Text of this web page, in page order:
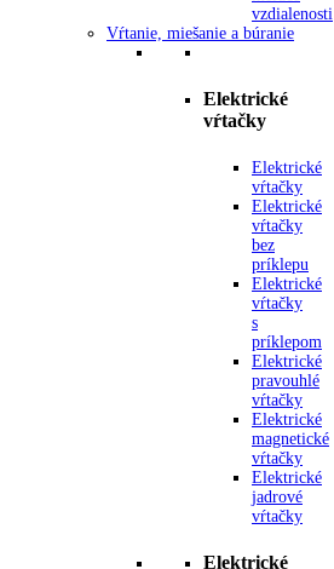
vzdialenosti
Vŕtanie, miešanie a búranie
Elektrické
vŕtačky
Elektrické
vŕtačky
Elektrické
vŕtačky
bez
príklepu
Elektrické
vŕtačky
s
príklepom
Elektrické
pravouhlé
vŕtačky
Elektrické
magnetické
vŕtačky
Elektrické
jadrové
vŕtačky
Elektrické